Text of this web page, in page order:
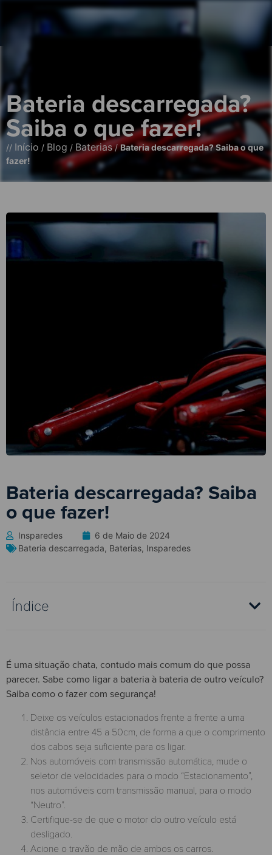
Bateria descarregada?
Saiba o que fazer!
// Início / Blog / Baterias/Bateria descarregada? Saiba o que
fazer!
Bateria descarregada? Saiba
o que fazer!
Insparedes
6 de Maio de 2024
Bateria descarregada, Baterias, Insparedes
Índice
É uma situação chata, contudo mais comum do que possa
parecer. Sabe como ligar a bateria à bateria de outro veículo?
Saiba como o fazer com segurança!
Deixe os veículos estacionados frente a frente a uma
distância entre 45 a 50cm, de forma a que o comprimento
dos cabos seja suficiente para os ligar.
Nos automóveis com transmissão automática, mude o
seletor de velocidades para o modo “Estacionamento”,
nos automóveis com transmissão manual, para o modo
“Neutro”.
Certifique-se de que o motor do outro veículo está
desligado.
Acione o travão de mão de ambos os carros.